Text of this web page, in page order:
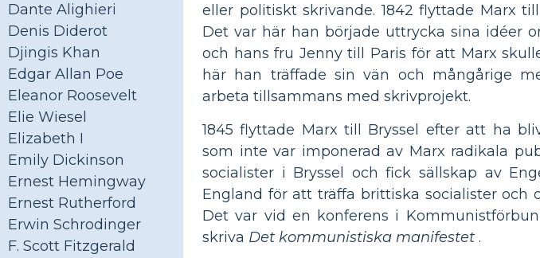
Dante Alighieri
Denis Diderot
Djingis Khan
Edgar Allan Poe
Eleanor Roosevelt
Elie Wiesel
Elizabeth I
Emily Dickinson
Ernest Hemingway
Ernest Rutherford
Erwin Schrodinger
F. Scott Fitzgerald
eller politiskt skrivande. 1842 flyttade Marx
Det var här han började uttrycka sina idéer
och hans fru Jenny till Paris för att Marx
här han träffade sin vän och mångårige
arbeta tillsammans med skrivprojekt.
1845 flyttade Marx till Bryssel efter att ha
som inte var imponerad av Marx radikala
socialister i Bryssel och fick sällskap av
England för att träffa brittiska socialister
Det var vid en konferens i
skriva Det kommunistiska manifestet .